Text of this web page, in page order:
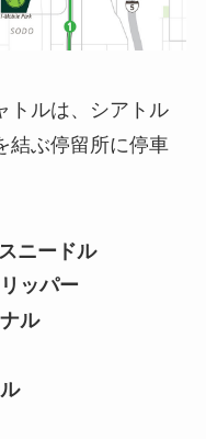
トルは、シアトル
結ぶ停留所に停車
ニードル
ッパー
ル